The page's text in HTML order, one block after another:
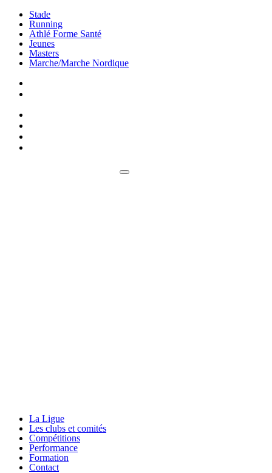
Stade
Running
Athlé Forme Santé
Jeunes
Masters
Marche/Marche Nordique
La Ligue
Les clubs et comités
Compétitions
Performance
Formation
Contact